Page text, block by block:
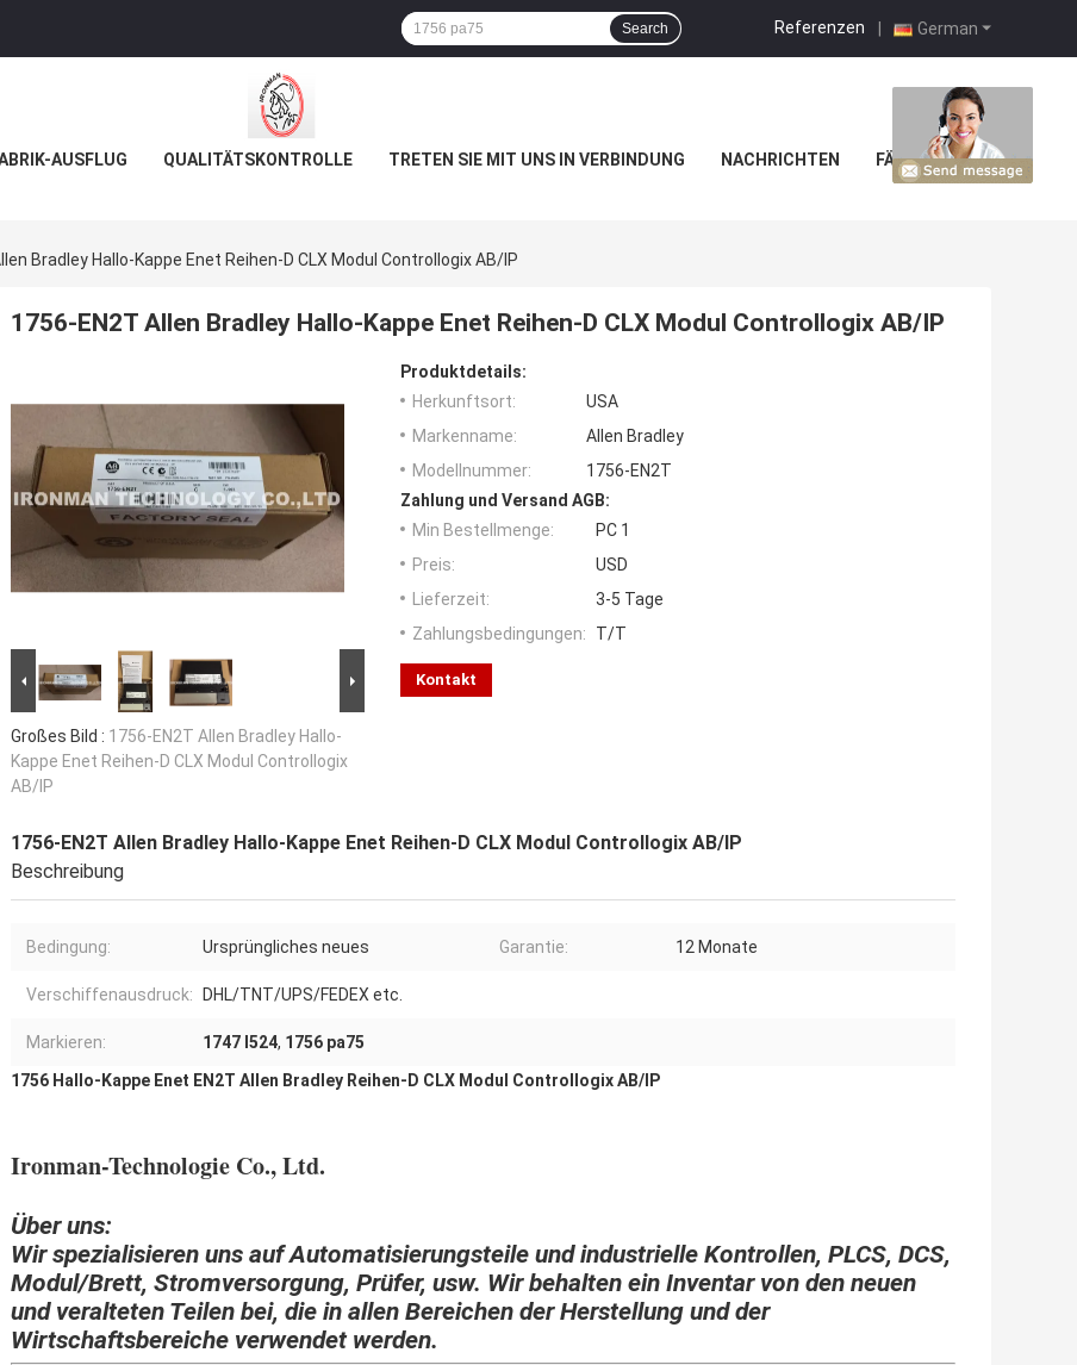
German
Referenzen |
Search
AUSFLUG QUALITÄTSKONTROLLE TRETEN SIE MIT UNS IN VERBINDUNG NACHRICHTEN FÄLLE
Bradley Hallo-Kappe Enet Reihen-D CLX Modul Controllogix AB/IP
1756-EN2T Allen Bradley Hallo-Kappe Enet Reihen-D CLX Modul Controllogix AB/IP
Großes Bild : 1756-EN2T Allen Bradley Hallo-
Kappe Enet Reihen-D CLX Modul Controllogix
AB/IP
Produktdetails:
Herkunftsort:
USA
Markenname:
Allen Bradley
Modellnummer:
1756-EN2T
Zahlung und Versand AGB:
Min Bestellmenge:
PC 1
Preis:
USD
Lieferzeit:
3-5 Tage
Zahlungsbedingungen:
T/T
Kontakt
1756-EN2T Allen Bradley Hallo-Kappe Enet Reihen-D CLX Modul Controllogix AB/IP
Beschreibung
Bedingung: Ursprüngliches neues Garantie: 12 Monate
Verschiffenausdruck: DHL/TNT/UPS/FEDEX etc.
Markieren: 1747 l524, 1756 pa75
1756 Hallo-Kappe Enet EN2T Allen Bradley Reihen-D CLX Modul Controllogix AB/IP
Ironman-Technologie Co., Ltd.
Über uns:
Wir spezialisieren uns auf Automatisierungsteile und industrielle Kontrollen, PLCS, DCS,
Modul/Brett, Stromversorgung, Prüfer, usw. Wir behalten ein Inventar von den neuen
und veralteten Teilen bei, die in allen Bereichen der Herstellung und der
Wirtschaftsbereiche verwendet werden.